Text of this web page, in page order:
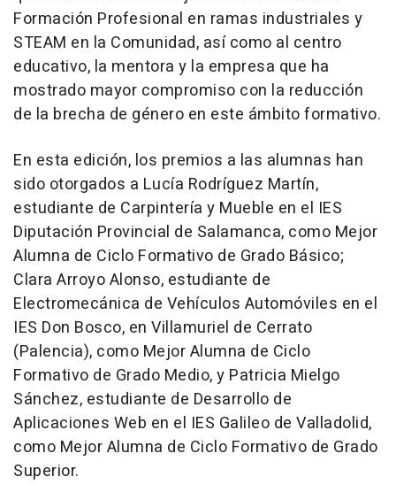
Formación Profesional en ramas industriales y
STEAM en la Comunidad, así como al centro
educativo, la mentora y la empresa que ha
mostrado mayor compromiso con la reducción
de la brecha de género en este ámbito formativo.
En esta edición, los premios a las alumnas han
sido otorgados a Lucía Rodríguez Martín,
estudiante de Carpintería y Mueble en el IES
Diputación Provincial de Salamanca, como Mejor
Alumna de Ciclo Formativo de Grado Básico;
Clara Arroyo Alonso, estudiante de
Electromecánica de Vehículos Automóviles en el
IES Don Bosco, en Villamuriel de Cerrato
(Palencia), como Mejor Alumna de Ciclo
Formativo de Grado Medio, y Patricia Mielgo
Sánchez, estudiante de Desarrollo de
Aplicaciones Web en el IES Galileo de Valladolid,
como Mejor Alumna de Ciclo Formativo de Grado
Superior.